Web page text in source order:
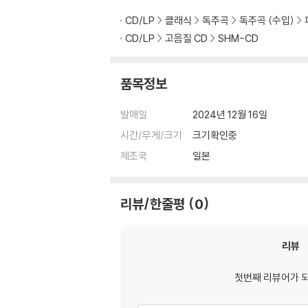
CD/LP 클래식 독주곡 독주곡 (수입)
CD/LP
고음질 CD SHM-CD
품목정보
발매일
2024년 12월 16일
시간/무게/크기
크기확인중
제조국
일본
리뷰/한줄평 0
리뷰
첫번째 리뷰어가